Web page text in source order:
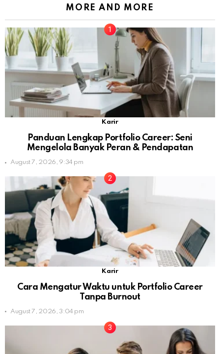
MORE AND MORE
Karir
Panduan Lengkap Portfolio Career: Seni
Mengelola Banyak Peran & Pendapatan
August 7, 2026, 9:34 pm
Karir
Cara Mengatur Waktu untuk Portfolio Career
Tanpa Burnout
August 7, 2026, 3:04 pm